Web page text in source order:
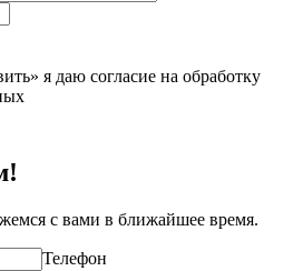
я даю согласие на обработку
с вами в ближайшее время.
Телефон